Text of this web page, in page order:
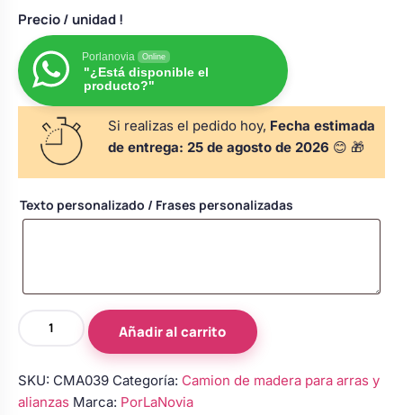
para arras
alianzas
porta alianzas
de boda
y pala tarta
damas de honor
Perchas de comunión
personalizadas
Rasca y Gana para Comunión:
Sorpresas y Diversión
Detalles de comunión para invitados
Ver todo
Bolsos personalizados
Neceseres personalizados
Otros regalos
Ver todo
Precio/ unidad !
Porlanovia Online
"¿Está disponible el
producto?"
Si realizas el pedido hoy, Fecha estimada
de entrega: 25 de agosto de 2026 😊 🎁
Texto personalizado / Frases personalizadas
porta
alianzas
Añadir al carrito
SKU: CMA039 Categoría: Camion de madera para arras y
alianzas Marca: PorLaNovia